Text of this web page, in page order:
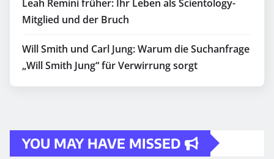
Leah Remini früher: Ihr Leben als Scientology-
Mitglied und der Bruch
Will Smith und Carl Jung: Warum die Suchanfrage
„Will Smith Jung“ für Verwirrung sorgt
YOU MAY HAVE MISSED